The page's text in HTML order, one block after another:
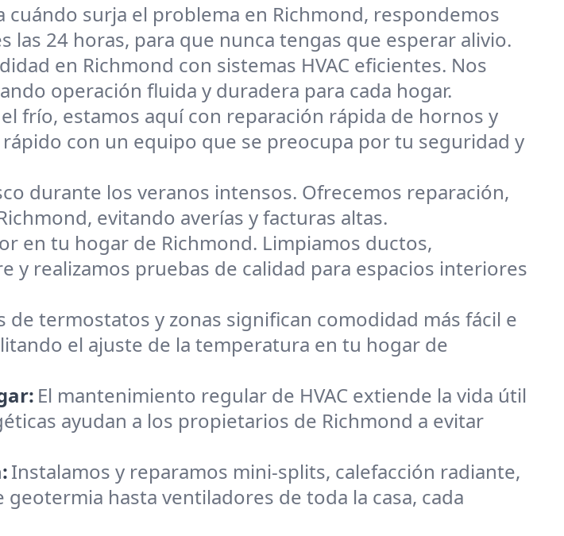
cuándo surja el problema en Richmond, respondemos
las 24 horas, para que nunca tengas que esperar alivio.
en Richmond con sistemas HVAC eficientes. Nos
operación fluida y duradera para cada hogar.
frío, estamos aquí con reparación rápida de hornos y
con un equipo que se preocupa por tu seguridad y
durante los veranos intensos. Ofrecemos reparación,
evitando averías y facturas altas.
en tu hogar de Richmond. Limpiamos ductos,
y realizamos pruebas de calidad para espacios interiores
de termostatos y zonas significan comodidad más fácil e
el ajuste de la temperatura en tu hogar de
El mantenimiento regular de HVAC extiende la vida útil
ayudan a los propietarios de Richmond a evitar
Instalamos y reparamos mini-splits, calefacción radiante,
hasta ventiladores de toda la casa, cada